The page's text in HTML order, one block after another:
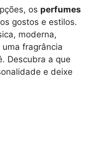
os perfumes
gostos e estilos.
moderna,
fragrância
Descubra a que
e deixe